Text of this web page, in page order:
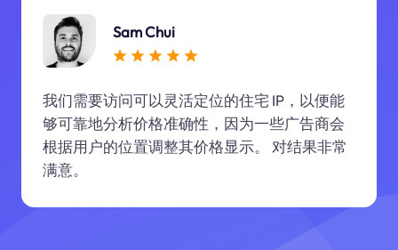
Sam Chui
我们需要访问可以灵活定位的住宅 IP，以便能
够可靠地分析价格准确性，因为一些广告商会
根据用户的位置调整其价格显示。 对结果非常
满意。